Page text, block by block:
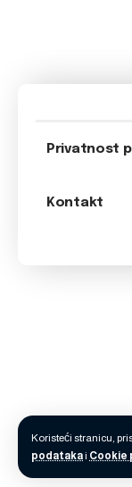
Koristeći stranicu,
podatakai Cookie
Privatnost
Kontakt